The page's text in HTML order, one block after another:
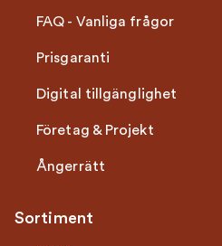
FAQ - Vanliga frågor
Prisgaranti
Digital tillgänglighet
Företag & Projekt
Ångerrätt
Sortiment